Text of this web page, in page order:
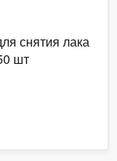
снятия лака
шт